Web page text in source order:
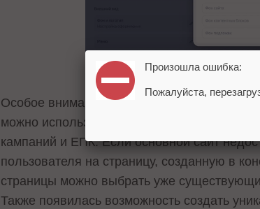
Особое внимание в обновлении уделено
можно использовать как резервную
кампаний и ЕПК. Если основной сайт
пользователя на страницу, созданную в
страницы можно выбрать уже
Также появилась возможность создать
Произошла ошибка:
Пожалуйста,